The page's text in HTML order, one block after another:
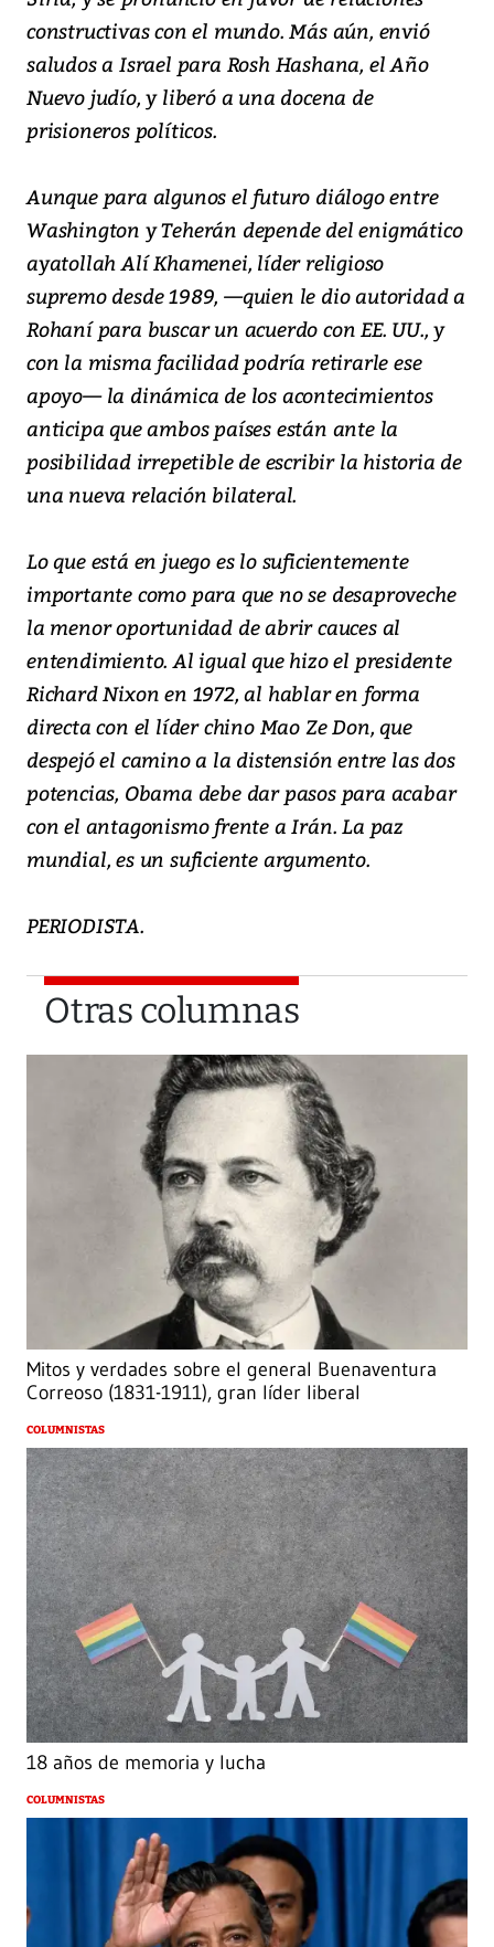
constructivas con el mundo. Más aún, envió
saludos a Israel para Rosh Hashana, el Año
Nuevo judío, y liberó a una docena de
prisioneros políticos.
Aunque para algunos el futuro diálogo entre
Washington y Teherán depende del enigmático
ayatollah Alí Khamenei, líder religioso
supremo desde 1989, —quien le dio autoridad a
Rohaní para buscar un acuerdo con EE. UU., y
con la misma facilidad podría retirarle ese
apoyo— la dinámica de los acontecimientos
anticipa que ambos países están ante la
posibilidad irrepetible de escribir la historia de
una nueva relación bilateral.
Lo que está en juego es lo suficientemente
importante como para que no se desaproveche
la menor oportunidad de abrir cauces al
entendimiento. Al igual que hizo el presidente
Richard Nixon en 1972, al hablar en forma
directa con el líder chino Mao Ze Don, que
despejó el camino a la distensión entre las dos
potencias, Obama debe dar pasos para acabar
con el antagonismo frente a Irán. La paz
mundial, es un suficiente argumento.
PERIODISTA.
Otras columnas
Mitos y verdades sobre el general Buenaventura
Correoso (1831-1911), gran líder liberal
COLUMNISTAS
18 años de memoria y lucha
COLUMNISTAS